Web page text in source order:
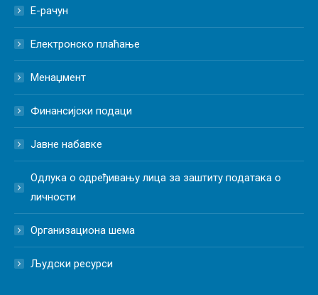
Е-рачун
Електронско плаћање
Менаџмент
Финансијски подаци
Јавне набавке
Одлука о одређивању лица за заштиту података о
личности
Организациона шема
Људски ресурси